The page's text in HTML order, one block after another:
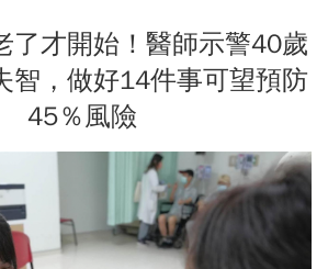
了才開始！醫師示警40歲
智，做好14件事可望預防
45％風險